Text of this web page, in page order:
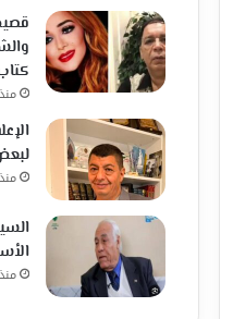
منذ 21 ساعة
منذ 21 ساعة